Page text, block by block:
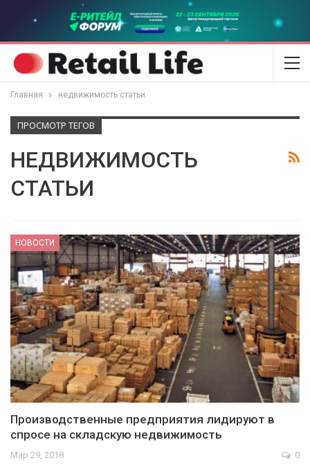
Главная недвижимость статьи
ПРОСМОТР ТЕГОВ
НЕДВИЖИМОСТЬ
СТАТЬИ
НОВОСТИ
Производственные предприятия лидируют в
спросе на складскую недвижимость
Мар 29, 2018 0